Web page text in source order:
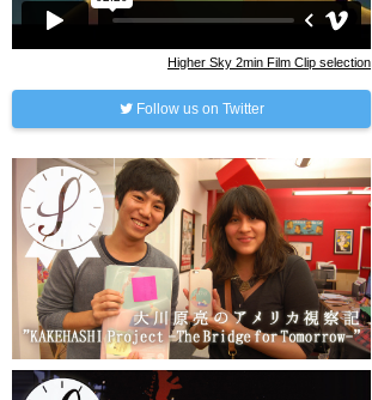
Higher Sky 2min Film Clip selection
Follow us on Twitter